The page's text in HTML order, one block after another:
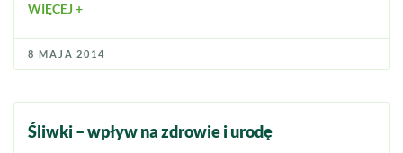
WIĘCEJ +
8 MAJA 2014
Śliwki – wpływ na zdrowie i urodę